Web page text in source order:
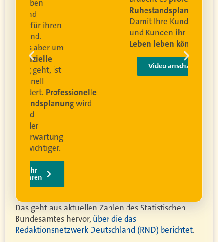
wird
Ruhestandsplanung.
Damit Ihre Kundinnen
ihr bestes
Leben leben können
Video anschauen
Das geht aus aktuellen Zahlen des Statistischen
Bundesamtes hervor, über die das
Redaktionsnetzwerk Deutschland (RND) berichtet.